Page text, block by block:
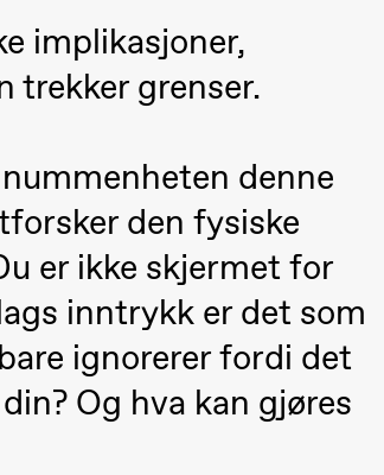
implikasjoner,
trekker grenser.
denne
den fysiske
er ikke skjermet for
inntrykk er det som
ignorerer fordi det
Og hva kan gjøres